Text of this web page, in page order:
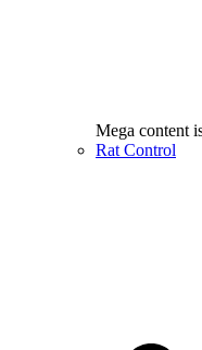
Mega content
Rat Control